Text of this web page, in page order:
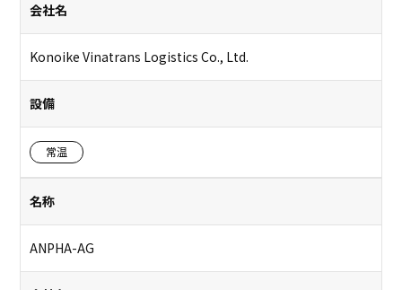
会社名
Konoike Vinatrans Logistics Co., Ltd.
設備
常温
名称
ANPHA-AG